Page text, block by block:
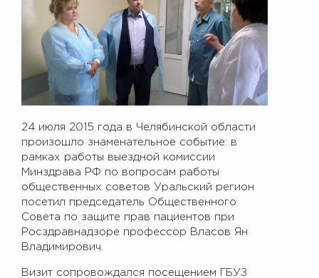
24 июля 2015 года в Челябинской области
произошло знаменательное событие: в
рамках работы выездной комиссии
Минздрава РФ по вопросам работы
общественных советов Уральский регион
посетил председатель Общественного
Совета по защите прав пациентов при
Росздравнадзоре профессор Власов Ян
Владимирович.
Визит сопровождался посещением ГБУЗ